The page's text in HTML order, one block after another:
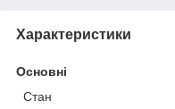
Характеристики
Основні
Стан